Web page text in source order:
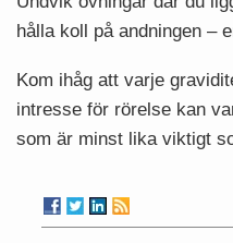
hålla koll på andningen –
Kom ihåg att varje
intresse för rörelse kan
som är minst lika viktigt